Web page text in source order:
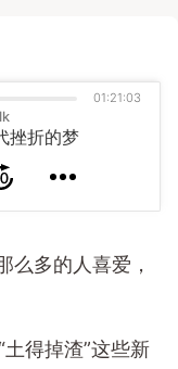
挫折的梦
01:21:03
么多的人喜爱，
得掉渣”这些新